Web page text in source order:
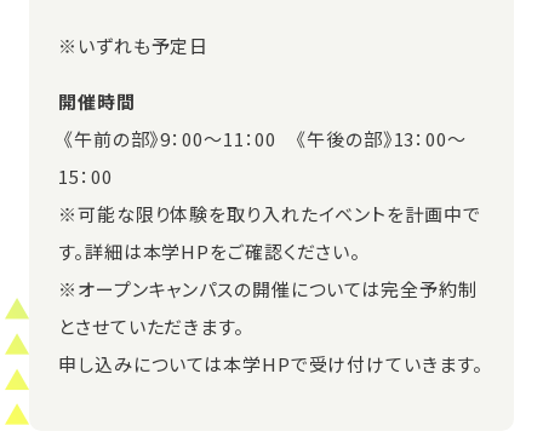
※いずれも予定日
開催時間
《午前の部》9：00～11：00 《午後の部》13：00～
15：00
※可能な限り体験を取り入れたイベントを計画中で
す。詳細は本学HPをご確認ください。
※オープンキャンパスの開催については完全予約制
とさせていただきます。
申し込みについては本学HPで受け付けていきます。